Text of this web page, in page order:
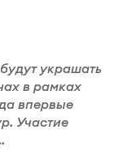
украшать
в рамках
впервые
Участие